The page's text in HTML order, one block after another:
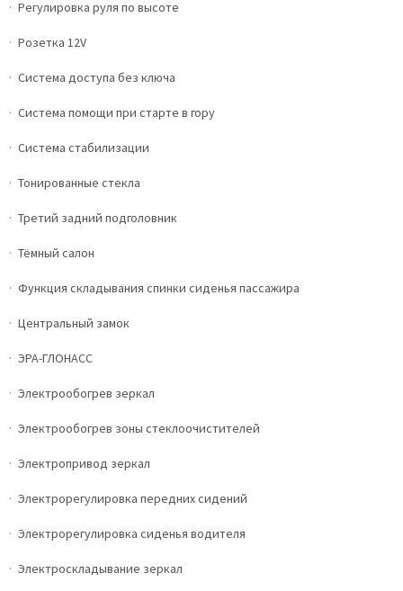
Регулировка руля по высоте
Розетка 12V
Система доступа без ключа
Система помощи при старте в гору
Система стабилизации
Тонированные стекла
Третий задний подголовник
Тёмный салон
Функция складывания спинки сиденья пассажира
Центральный замок
ЭРА-ГЛОНАСС
Электрообогрев зеркал
Электрообогрев зоны стеклоочистителей
Электропривод зеркал
Электрорегулировка передних сидений
Электрорегулировка сиденья водителя
Электроскладывание зеркал